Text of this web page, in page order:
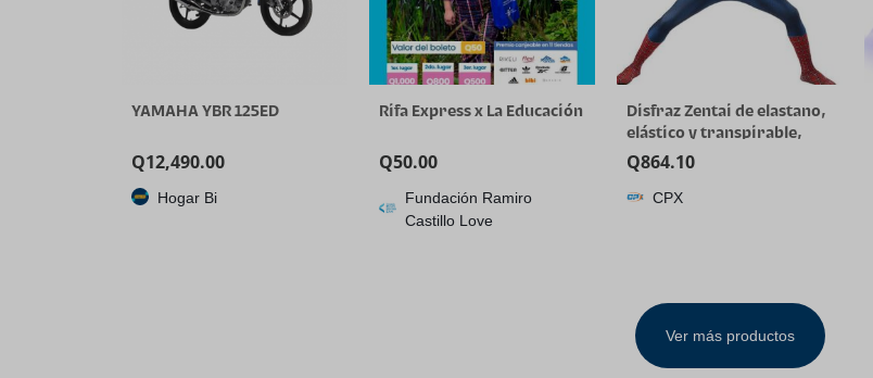
YAMAHA YBR 125ED
Q12,490.00
Hogar Bi
Rifa Express x La Educación
Q50.00
Fundación Ramiro
Castillo Love
Disfraz Zentai de elastano,
elástico y transpirable,
para Halloween y cosplay
Q864.10
CPX
Ver más productos